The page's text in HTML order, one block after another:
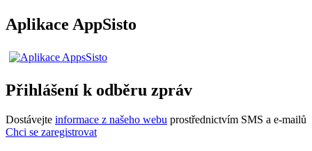
Aplikace AppSisto
Přihlášení k odběru zpráv
Dostávejte informace z našeho webu prostřednictvím SMS a e-mailů
Chci se zaregistrovat